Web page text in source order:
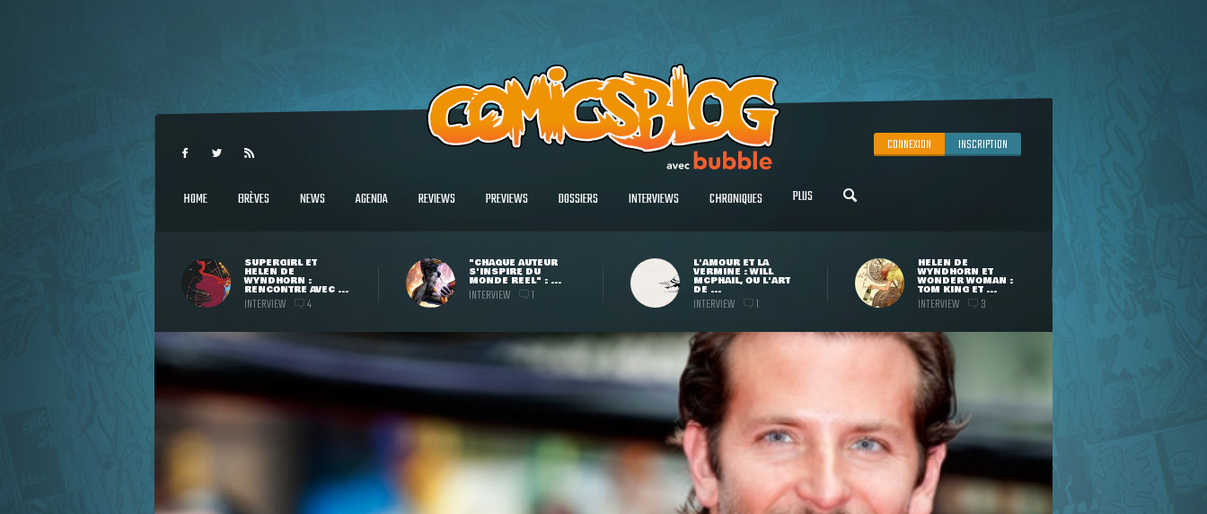
CONNEXION INSCRIPTION
HOME BRÈVES NEWS AGENDA REVIEWS PREVIEWS DOSSIERS INTERVIEWS CHRONIQUES PLUS
SUPERGIRL ET
HELEN DE
WYNDHORN :
RENCONTRE AVEC ...
INTERVIEW 4
"CHAQUE AUTEUR
S'INSPIRE DU
MONDE RÉEL" : ...
INTERVIEW 1
L'AMOUR ET LA
VERMINE : WILL
MCPHAIL, OU L'ART
DE ...
INTERVIEW 1
HELEN DE
WYNDHORN ET
WONDER WOMAN :
TOM KING ET ...
INTERVIEW 3